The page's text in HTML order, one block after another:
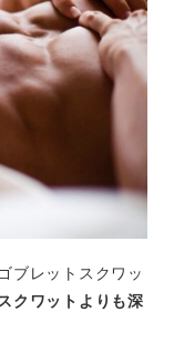
ブレットスクワッ
クワットよりも深